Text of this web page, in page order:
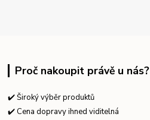
Proč nakoupit právě u nás?
✔️ Široký výběr produktů
✔️ Cena dopravy ihned viditelná